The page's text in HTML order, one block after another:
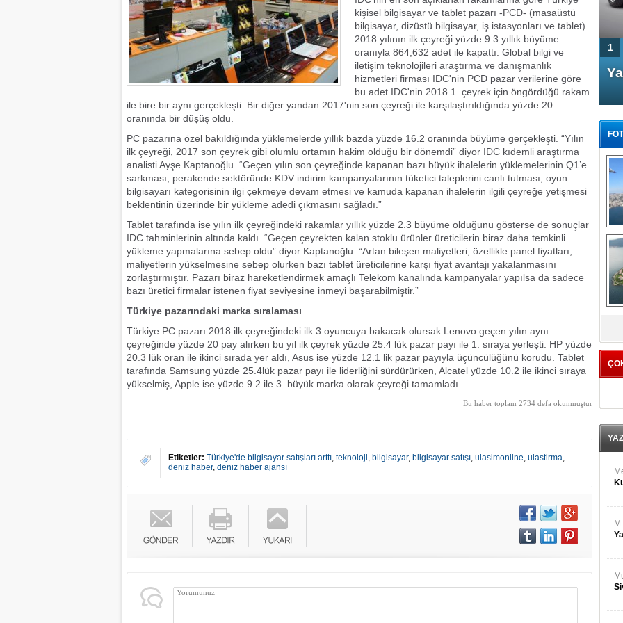
kişisel bilgisayar ve tablet pazarı -PCD- (masaüstü
bilgisayar, dizüstü bilgisayar, iş istasyonları ve tablet)
2018 yılının ilk çeyreği yüzde 9.3 yıllık büyüme
oranıyla 864,632 adet ile kapattı. Global bilgi ve
iletişim teknolojileri araştırma ve danışmanlık
hizmetleri firması IDC'nin PCD pazar verilerine göre
bu adet IDC'nin 2018 1. çeyrek için öngördüğü rakam
ile bire bir aynı gerçekleşti. Bir diğer yandan 2017'nin son çeyreği ile karşılaştırıldığında yüzde 20
oranında bir düşüş oldu.
PC pazarına özel bakıldığında yüklemelerde yıllık bazda yüzde 16.2 oranında büyüme gerçekleşti. “Yılın
ilk çeyreği, 2017 son çeyrek gibi olumlu ortamın hakim olduğu bir dönemdi” diyor IDC kıdemli araştırma
analisti Ayşe Kaptanoğlu. “Geçen yılın son çeyreğinde kapanan bazı büyük ihalelerin yüklemelerinin Q1’e
sarkması, perakende sektöründe KDV indirim kampanyalarının tüketici taleplerini canlı tutması, oyun
bilgisayarı kategorisinin ilgi çekmeye devam etmesi ve kamuda kapanan ihalelerin ilgili çeyreğe yetişmesi
beklentinin üzerinde bir yükleme adedi çıkmasını sağladı.”
Tablet tarafında ise yılın ilk çeyreğindeki rakamlar yıllık yüzde 2.3 büyüme olduğunu gösterse de sonuçlar
IDC tahminlerinin altında kaldı. “Geçen çeyrekten kalan stoklu ürünler üreticilerin biraz daha temkinli
yükleme yapmalarına sebep oldu” diyor Kaptanoğlu. “Artan bileşen maliyetleri, özellikle panel fiyatları,
maliyetlerin yükselmesine sebep olurken bazı tablet üreticilerine karşı fiyat avantajı yakalanmasını
zorlaştırmıştır. Pazarı biraz hareketlendirmek amaçlı Telekom kanalında kampanyalar yapılsa da sadece
bazı üretici firmalar istenen fiyat seviyesine inmeyi başarabilmiştir.”
Türkiye pazarındaki marka sıralaması
Türkiye PC pazarı 2018 ilk çeyreğindeki ilk 3 oyuncuya bakacak olursak Lenovo geçen yılın aynı
çeyreğinde yüzde 20 pay alırken bu yıl ilk çeyrek yüzde 25.4 lük pazar payı ile 1. sıraya yerleşti. HP yüzde
20.3 lük oran ile ikinci sırada yer aldı, Asus ise yüzde 12.1 lik pazar payıyla üçüncülüğünü korudu. Tablet
tarafında Samsung yüzde 25.4lük pazar payı ile liderliğini sürdürürken, Alcatel yüzde 10.2 ile ikinci sıraya
yükselmiş, Apple ise yüzde 9.2 ile 3. büyük marka olarak çeyreği tamamladı.
Bu haber toplam 2734 defa okunmuştur
Etiketler: Türkiye'de bilgisayar satışları arttı, teknoloji, bilgisayar, bilgisayar satışı, ulasimonline, ulastirma,
deniz haber, deniz haber ajansı
4 Kapılı AMG GT Coupe
Türkiye'de satışa çıktı
1